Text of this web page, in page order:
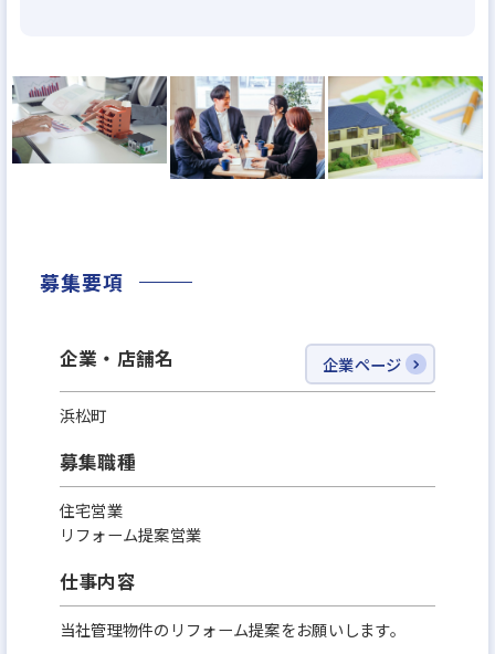
募集要項
企業・店舗名 企業ページ
浜松町
募集職種
住宅営業
リフォーム提案営業
仕事内容
当社管理物件のリフォーム提案をお願いします。